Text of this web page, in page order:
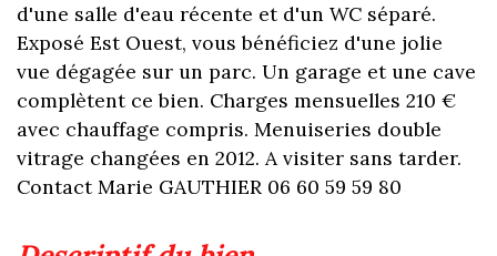
d'une salle d'eau récente et d'un WC séparé.
Exposé Est Ouest, vous bénéficiez d'une jolie
vue dégagée sur un parc. Un garage et une cave
complètent ce bien. Charges mensuelles 210 €
avec chauffage compris. Menuiseries double
vitrage changées en 2012. A visiter sans tarder.
Contact Marie GAUTHIER 06 60 59 59 80